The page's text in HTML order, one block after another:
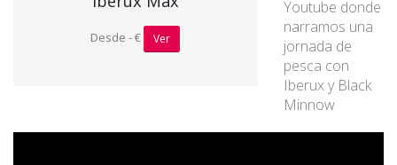
Desde - € Ver
Youtube donde
narramos una
jornada de
pesca con
Iberux y Black
Minnow